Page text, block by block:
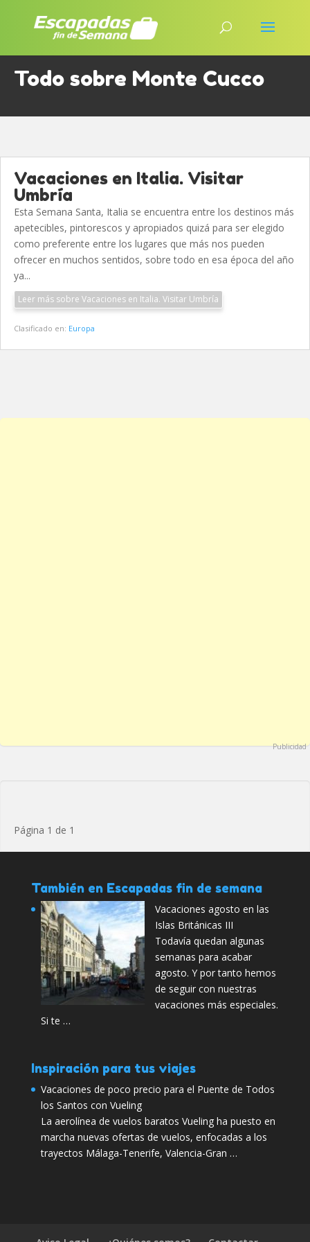
Todo sobre Monte Cucco
Vacaciones en Italia. Visitar
Umbría
Esta Semana Santa, Italia se encuentra entre los destinos más
apetecibles, pintorescos y apropiados quizá para ser elegido
como preferente entre los lugares que más nos pueden
ofrecer en muchos sentidos, sobre todo en esa época del año
ya...
Leer más sobre Vacaciones en Italia. Visitar Umbría
Clasificado en: Europa
Publicidad
Página 1 de 1
También en Escapadas fin de semana
Vacaciones agosto en las
Islas Británicas III
Todavía quedan algunas
semanas para acabar
agosto. Y por tanto hemos
de seguir con nuestras
vacaciones más especiales.
Si te …
Inspiración para tus viajes
Vacaciones de poco precio para el Puente de Todos
los Santos con Vueling
La aerolínea de vuelos baratos Vueling ha puesto en
marcha nuevas ofertas de vuelos, enfocadas a los
trayectos Málaga-Tenerife, Valencia-Gran …